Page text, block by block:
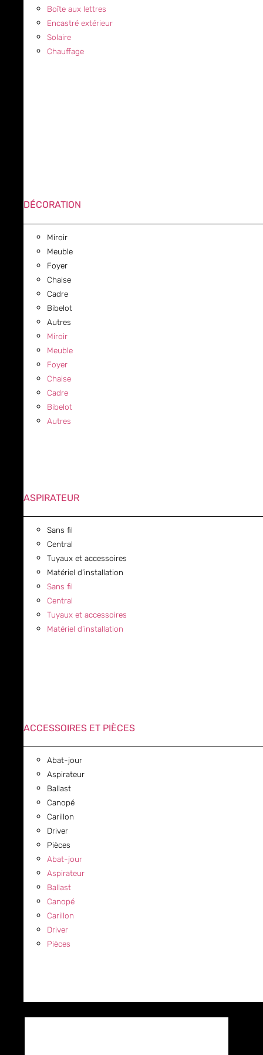
Boîte aux lettres
Encastré extérieur
Solaire
Chauffage
DÉCORATION
Miroir
Meuble
Foyer
Chaise
Cadre
Bibelot
Autres
Miroir
Meuble
Foyer
Chaise
Cadre
Bibelot
Autres
ASPIRATEUR
Sans fil
Central
Tuyaux et accessoires
Matériel d’installation
Sans fil
Central
Tuyaux et accessoires
Matériel d’installation
ACCESSOIRES ET PIÈCES
Abat-jour
Aspirateur
Ballast
Canopé
Carillon
Driver
Pièces
Abat-jour
Aspirateur
Ballast
Canopé
Carillon
Driver
Pièces